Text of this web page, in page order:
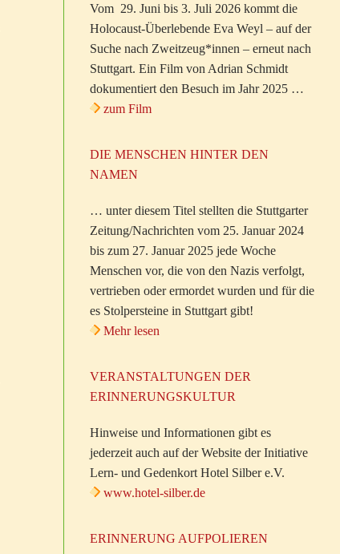
Vom 29. Juni bis 3. Juli 2026 kommt die
Holocaust-Überlebende Eva Weyl – auf der
Suche nach Zweitzeug*innen – erneut nach
Stuttgart. Ein Film von Adrian Schmidt
dokumentiert den Besuch im Jahr 2025 …
zum Film
DIE MENSCHEN HINTER DEN
NAMEN
… unter diesem Titel stellten die Stuttgarter
Zeitung/Nachrichten vom 25. Januar 2024
bis zum 27. Januar 2025 jede Woche
Menschen vor, die von den Nazis verfolgt,
vertrieben oder ermordet wurden und für die
es Stolpersteine in Stuttgart gibt!
Mehr lesen
VERANSTALTUNGEN DER
ERINNERUNGSKULTUR
Hinweise und Informationen gibt es
jederzeit auch auf der Website der Initiative
Lern- und Gedenkort Hotel Silber e.V.
www.hotel-silber.de
ERINNERUNG AUFPOLIEREN